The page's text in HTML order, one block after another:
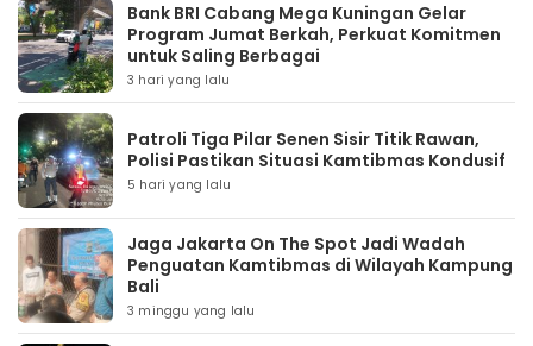
Bank BRI Cabang Mega Kuningan Gelar
Program Jumat Berkah, Perkuat Komitmen
untuk Saling Berbagai
3 hari yang lalu
Patroli Tiga Pilar Senen Sisir Titik Rawan,
Polisi Pastikan Situasi Kamtibmas Kondusif
5 hari yang lalu
Jaga Jakarta On The Spot Jadi Wadah
Penguatan Kamtibmas di Wilayah Kampung
Bali
3 minggu yang lalu